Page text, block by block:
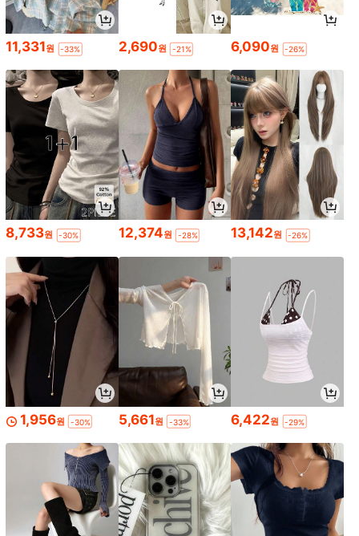
11,331원 -33% 2,690원 -21% 6,090원 -26%
8,733원 -30% 12,374원 -28% 13,142원 -26%
1,956원 -30% 5,661원 -33% 6,422원 -29%